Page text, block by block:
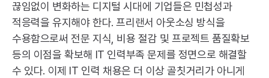
끊임없이 변화하는 디지털 시대에 기업들은 민첩성과
적응력을 유지해야 한다. 프리랜서 아웃소싱 방식을
수용함으로써 전문 지식, 비용 절감 및 프로젝트 품질확보
등의 이점을 확보해 IT 인력부족 문제를 정면으로 해결할
수 있다. 이제 IT 인력 채용은 더 이상 골칫거리가 아니게